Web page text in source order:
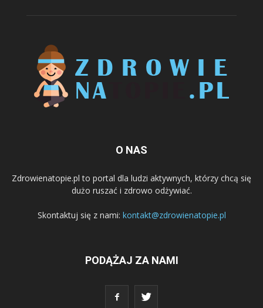
O NAS
Zdrowienatopie.pl to portal dla ludzi aktywnych, którzy chcą się
dużo ruszać i zdrowo odżywiać.
Skontaktuj się z nami: kontakt@zdrowienatopie.pl
PODĄŻAJ ZA NAMI